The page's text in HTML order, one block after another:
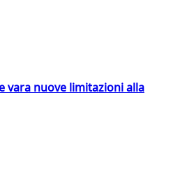
vara nuove limitazioni alla